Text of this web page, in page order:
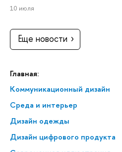
Главная:
Коммуникационный дизайн
Среда и интерьер
Дизайн одежды
Дизайн цифрового продукта
10 июля
Еще новости